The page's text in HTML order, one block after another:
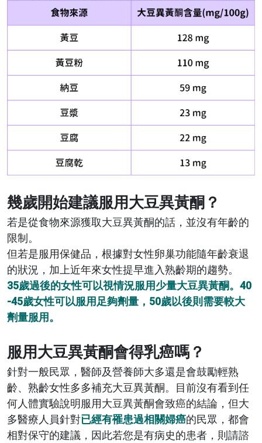
幾歲開始建議服用大豆異黃酮？
若是從食物來源獲取大豆異黃酮的話，並沒有年齡的
限制。
但若是服用保健品，根據對女性卵巢功能隨年齡衰退
的狀況，加上近年來女性提早進入熟齡期的趨勢。
35歲過後的女性可以視情況服用少量大豆異黃酮。40
-45歲女性可以服用足夠劑量，50歲以後則需要較大
劑量服用。
服用大豆異黃酮會得乳癌嗎？
針對一般民眾，醫師及營養師大多還是會鼓勵輕熟
齡、熟齡女性多多補充大豆異黃酮。目前沒有看到任
何人體實驗說明服用大豆異黃酮會致癌的結論，但大
多醫療人員針對已經有罹患過相關婦癌的民眾，都會
相對保守的建議，因此若您是有病史的患者，則請諮